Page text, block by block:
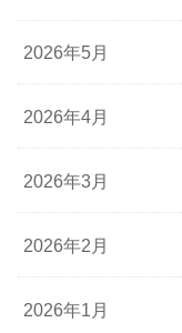
2026年5月
2026年4月
2026年3月
2026年2月
2026年1月